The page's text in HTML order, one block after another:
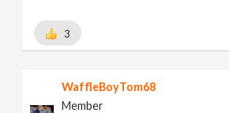
3
WaffleBoyTom68
Member